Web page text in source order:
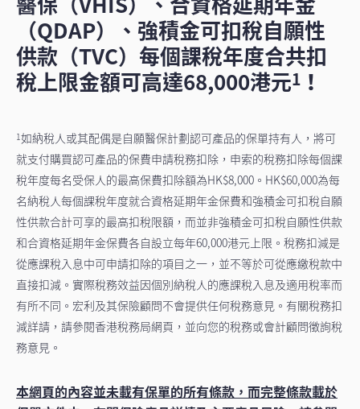
（QDAP）、強積金可扣稅自願性
供款（TVC）每個課稅年度合共扣
稅上限金額可高達68,000港元1 ！
1如納稅人或其配偶是自願醫保計劃認可產品的保單持有人，將可
就支付購買認可產品的保費申請稅務扣除，申索的稅務扣除每個課
稅年度每名受保人的最高保費扣除額為HK$8,000。HK$60,000為每
名納稅人每個課稅年度就合資格延期年金保費和強積金可扣稅自願
性供款合計可享的最高扣稅限額，而並非強積金可扣稅自願性供款
和合資格延期年金保費各自設立每年60,000港元上限。稅務扣減是
從應課稅入息中可申請扣除的項目之一，並不等於可從應繳稅款中
直接扣減。實際稅務效益因個別納稅人的應課稅入息及適用稅率而
有所不同。宏利及其保險顧問不會提供任何稅務意見。有關稅務扣
減詳請，請參閱香港稅務局網頁，並向您的稅務或會計顧問徵詢稅
務意見。
本網頁的內容並未載有保單的所有條款，而完整條款載於